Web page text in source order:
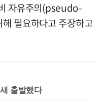
자유주의(pseudo-
필요하다고 주장하고
출발했다